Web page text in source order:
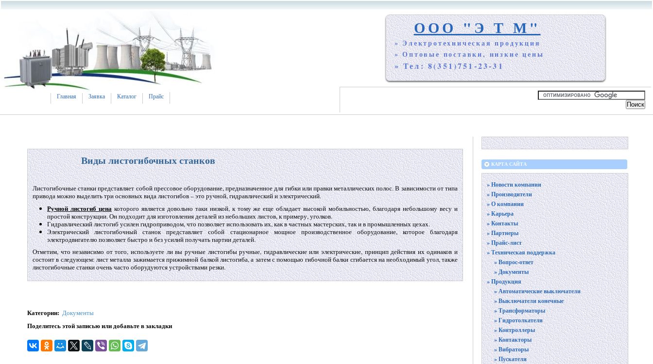
Главная Заявка Каталог Прайс
ООО "Э Т М"
» Электротехническая продукция
» Оптовые поставки, низкие цены
» Тел: 8(351)751-23-31
Виды листогибочных станков
Листогибочные станки представляет собой прессовое оборудование, предназначенное для гибки или правки металлических полос. В зависимости от типа
привода можно выделить три основных вида листогибов – это ручной, гидравлический и электрический.
Ручной листогиб ценакоторого является довольно таки низкой, к тому же еще обладает высокой мобильностью, благодаря небольшому весу и
простой конструкции. Он подходит для изготовления деталей из небольших листов, к примеру, уголков.
Гидравлический листогиб усилен гидроприводом, что позволяет использовать их, как в частных мастерских, так и в промышленных цехах.
Электрический листогибочный станок представляет собой стационарное мощное производственное оборудование, которое благодаря
электродвигателю позволяет быстро и без усилий получать партии деталей.
Отметим, что независимо от того, используете ли вы ручные листогибы ручные, гидравлические или электрические, принцип действия их одинаков и
состоит в следующем: лист металла зажимается прижимной балкой листогиба, а затем с помощью гибочной балки сгибается на необходимый угол, также
листогибочные станки очень часто оборудуются устройствами резки.
Категории: Документы
Поделитесь этой записью или добавьте в закладки
КАРТА САЙТА
» Новости компании
» Производители
» О компании
» Карьера
» Контакты
» Партнеры
» Прайс-лист
» Техническая поддержка
» Вопрос-ответ
» Документы
» Продукция
» Автоматические выключатели
» Выключатели конечные
» Трансформаторы
» Гидротолкатели
» Контроллеры
» Контакторы
» Вибраторы
» Пускатели